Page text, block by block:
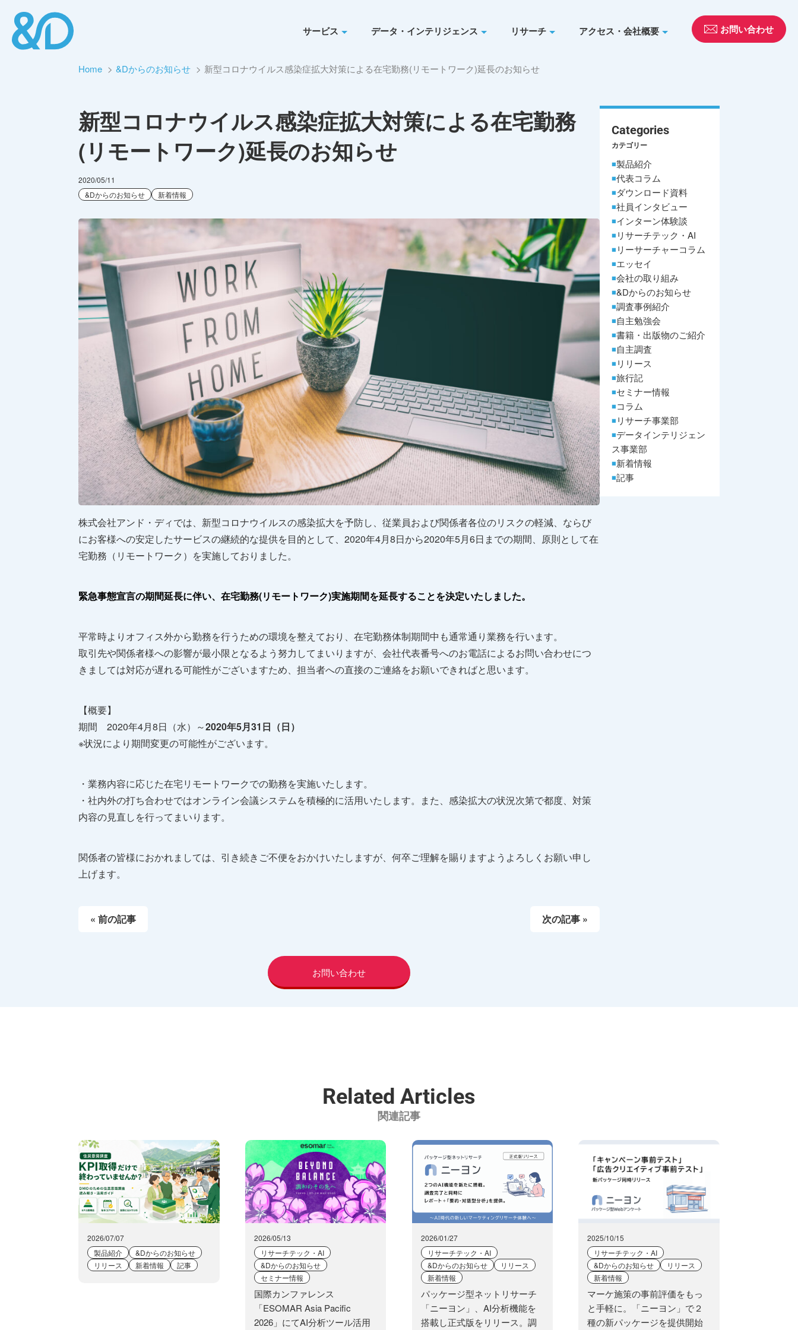
サービス データ・インテリジェンス リサーチ アクセス・会社概要 お問い合わせ
Home &Dからのお知らせ 新型コロナウイルス感染症拡大対策による在宅勤務(リモートワーク)延長のお知らせ
新型コロナウイルス感染症拡大対策による在宅勤務
(リモートワーク)延長のお知らせ
2020/05/11
&Dからのお知らせ
新着情報
株式会社アンド・ディでは、新型コロナウイルスの感染拡大を予防し、従業員および関係者各位のリスクの軽減、ならび
にお客様への安定したサービスの継続的な提供を目的として、2020年4月8日から2020年5月6日までの期間、原則として在
宅勤務（リモートワーク）を実施しておりました。
緊急事態宣言の期間延長に伴い、在宅勤務(リモートワーク)実施期間を延長することを決定いたしました。
平常時よりオフィス外から勤務を行うための環境を整えており、在宅勤務体制期間中も通常通り業務を行います。
取引先や関係者様への影響が最小限となるよう努力してまいりますが、会社代表番号へのお電話によるお問い合わせにつ
きましては対応が遅れる可能性がございますため、担当者への直接のご連絡をお願いできればと思います。
【概要】
期間 2020年4月8日（水）～2020年5月31日（日）
※状況により期間変更の可能性がございます。
・業務内容に応じた在宅リモートワークでの勤務を実施いたします。
・社内外の打ち合わせではオンライン会議システムを積極的に活用いたします。また、感染拡大の状況次第で都度、対策
内容の見直しを行ってまいります。
関係者の皆様におかれましては、引き続きご不便をおかけいたしますが、何卒ご理解を賜りますようよろしくお願い申し
上げます。
« 前の記事 次の記事 »
お問い合わせ
Categories
カテゴリー
製品紹介
代表コラム
ダウンロード資料
社員インタビュー
インターン体験談
リサーチテック・AI
リーサーチャーコラム
エッセイ
会社の取り組み
&Dからのお知らせ
調査事例紹介
自主勉強会
書籍・出版物のご紹介
自主調査
リリース
旅行記
セミナー情報
コラム
リサーチ事業部
データインテリジェン
ス事業部
新着情報
記事
Related Articles
関連記事
2026/07/07
製品紹介
&Dからのお知らせ
リリース
新着情報 記事
2026/05/13
リサーチテック・AI
&Dからのお知らせ
セミナー情報
国際カンファレンス
「ESOMAR Asia Pacific
2026」にてAI分析ツール活用
2026/01/27
リサーチテック・AI
&Dからのお知らせ
リリース
新着情報
パッケージ型ネットリサーチ
「ニーヨン」、AI分析機能を
搭載し正式版をリリース。調
2025/10/15
リサーチテック・AI
&Dからのお知らせ
リリース
新着情報
マーケ施策の事前評価をもっ
と手軽に。「ニーヨン」で２
種の新パッケージを提供開始